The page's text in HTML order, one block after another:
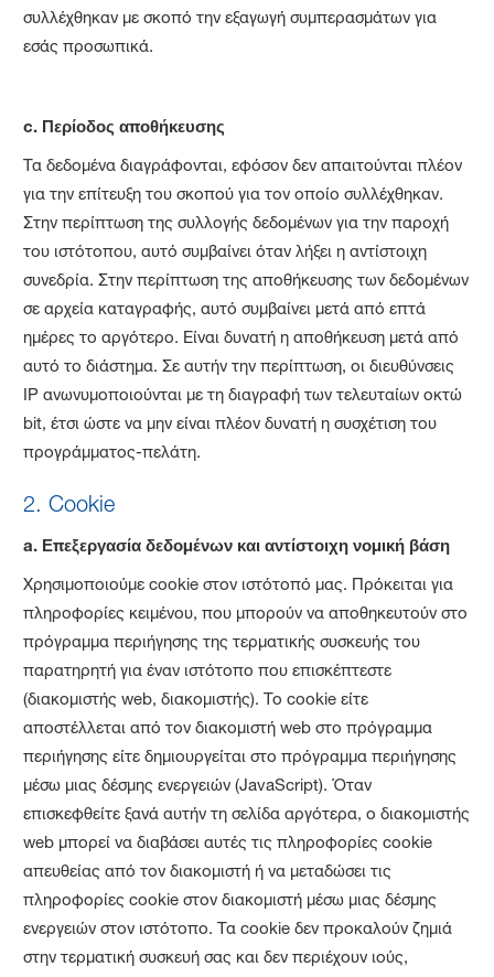
συλλέχθηκαν με σκοπό την εξαγωγή συμπερασμάτων για
εσάς προσωπικά.
c. Περίοδος αποθήκευσης
Τα δεδομένα διαγράφονται, εφόσον δεν απαιτούνται πλέον
για την επίτευξη του σκοπού για τον οποίο συλλέχθηκαν.
Στην περίπτωση της συλλογής δεδομένων για την παροχή
του ιστότοπου, αυτό συμβαίνει όταν λήξει η αντίστοιχη
συνεδρία. Στην περίπτωση της αποθήκευσης των δεδομένων
σε αρχεία καταγραφής, αυτό συμβαίνει μετά από επτά
ημέρες το αργότερο. Είναι δυνατή η αποθήκευση μετά από
αυτό το διάστημα. Σε αυτήν την περίπτωση, οι διευθύνσεις
IP ανωνυμοποιούνται με τη διαγραφή των τελευταίων οκτώ
bit, έτσι ώστε να μην είναι πλέον δυνατή η συσχέτιση του
προγράμματος-πελάτη.
2. Cookie
a. Επεξεργασία δεδομένων και αντίστοιχη νομική βάση
Χρησιμοποιούμε cookie στον ιστότοπό μας. Πρόκειται για
πληροφορίες κειμένου, που μπορούν να αποθηκευτούν στο
πρόγραμμα περιήγησης της τερματικής συσκευής του
παρατηρητή για έναν ιστότοπο που επισκέπτεστε
(διακομιστής web, διακομιστής). Το cookie είτε
αποστέλλεται από τον διακομιστή web στο πρόγραμμα
περιήγησης είτε δημιουργείται στο πρόγραμμα περιήγησης
μέσω μιας δέσμης ενεργειών (JavaScript). Όταν
επισκεφθείτε ξανά αυτήν τη σελίδα αργότερα, ο διακομιστής
web μπορεί να διαβάσει αυτές τις πληροφορίες cookie
απευθείας από τον διακομιστή ή να μεταδώσει τις
πληροφορίες cookie στον διακομιστή μέσω μιας δέσμης
ενεργειών στον ιστότοπο. Τα cookie δεν προκαλούν ζημιά
στην τερματική συσκευή σας και δεν περιέχουν ιούς,